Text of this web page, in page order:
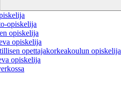
opiskelija
opiskelija
opiskelija
opettajakorkeakoulun opiskelija
opiskelija